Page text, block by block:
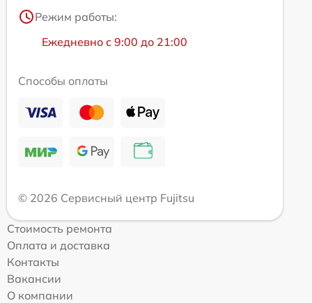
Режим работы:
Ежедневно с 9:00 до 21:00
Способы оплаты
© 2026 Сервисный центр Fujitsu
Стоимость ремонта
Оплата и доставка
Контакты
Вакансии
О компании